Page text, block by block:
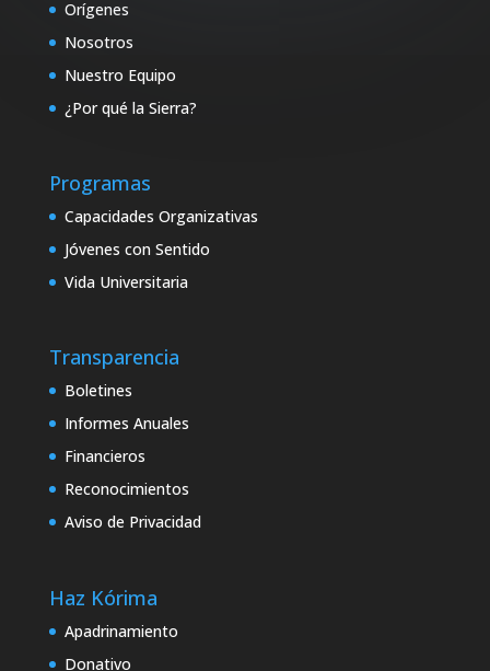
Orígenes
Nosotros
Nuestro Equipo
¿Por qué la Sierra?
Programas
Capacidades Organizativas
Jóvenes con Sentido
Vida Universitaria
Transparencia
Boletines
Informes Anuales
Financieros
Reconocimientos
Aviso de Privacidad
Haz Kórima
Apadrinamiento
Donativo